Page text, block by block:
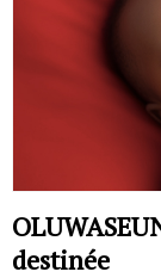
destinée